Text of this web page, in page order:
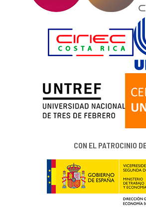
CON EL PATROCINIO